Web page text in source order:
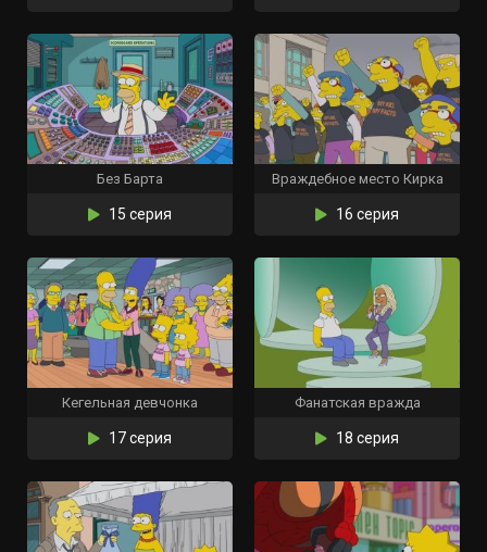
Без Барта
15 серия
Враждебное место Кирка
16 серия
Кегельная девчонка
17 серия
Фанатская вражда
18 серия